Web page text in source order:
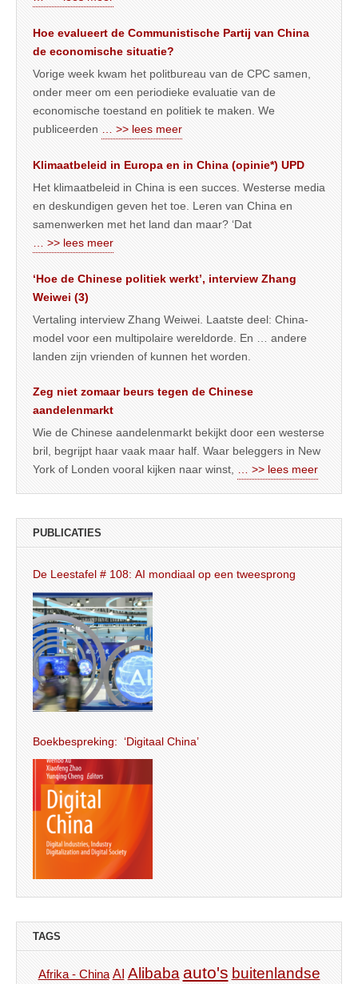
Hoe evalueert de Communistische Partij van China
de economische situatie?
Vorige week kwam het politbureau van de CPC samen,
onder meer om een periodieke evaluatie van de
economische toestand en politiek te maken. We
publiceerden
… >> lees meer
Klimaatbeleid in Europa en in China (opinie*) UPD
Het klimaatbeleid in China is een succes. Westerse media
en deskundigen geven het toe. Leren van China en
samenwerken met het land dan maar? ‘Dat
… >> lees meer
‘Hoe de Chinese politiek werkt’, interview Zhang
Weiwei (3)
Vertaling interview Zhang Weiwei. Laatste deel: China-
model voor een multipolaire wereldorde. En … andere
landen zijn vrienden of kunnen het worden.
Zeg niet zomaar beurs tegen de Chinese
aandelenmarkt
Wie de Chinese aandelenmarkt bekijkt door een westerse
bril, begrijpt haar vaak maar half. Waar beleggers in New
York of Londen vooral kijken naar winst,
… >> lees meer
PUBLICATIES
De Leestafel # 108: AI mondiaal op een tweesprong
Boekbespreking: ‘Digitaal China’
TAGS
Afrika - China AI Alibaba auto's buitenlandse